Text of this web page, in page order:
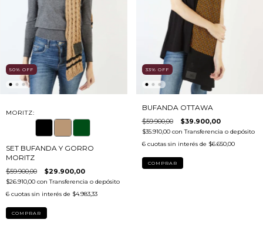
50% OFF
MORITZ:
SET BUFANDA Y GORRO
MORITZ
$59.900,00 $29.900,00
$26.910,00 con Transferencia o depósito
6 cuotas sin interés de $4.983,33
COMPRAR
33% OFF
BUFANDA OTTAWA
$59.900,00 $39.900,00
$35.910,00 con Transferencia o depósito
6 cuotas sin interés de $6.650,00
COMPRAR